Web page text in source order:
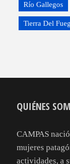
Río Gallegos
Tierra Del
QUIÉNES
CAMPAS
mujeres
actividades, a